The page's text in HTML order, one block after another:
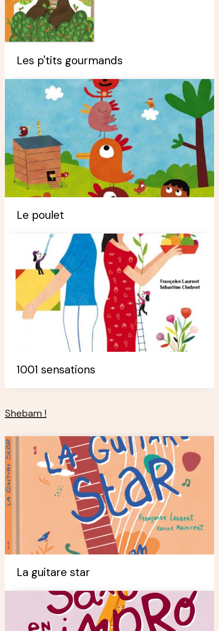
Les p'tits gourmands
Le poulet
1001 sensations
Shebam !
La guitare star